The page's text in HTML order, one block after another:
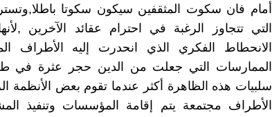
أمام فان سكوت المثقفين سيكون سكوتا
التي تتجاوز الرغبة في احترام عقائد الآخرين
الانحطاط الفكري الذي انحدرت إليه الأطراف
الممارسات التي جعلت من الدين حجر عثرة في
سلبيات هذه الظاهرة أكثر عندما تقوم بعض الأنظمة
الأطراف مجتمعة يتم إقامة المؤسسات وتنفيذ